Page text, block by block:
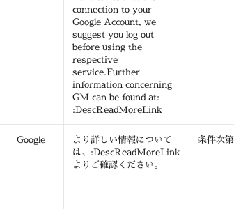
connection to your
Google Account, we
suggest you log out
before using the
respective
service.Further
information concerning
GM can be found at:
:DescReadMoreLink
Google
より詳しい情報について
は、:DescReadMoreLink
よりご確認ください。
条件次第